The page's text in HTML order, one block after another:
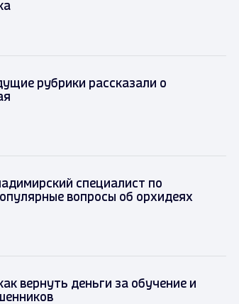
рубрики рассказали о
специалист по
вопросы об орхидеях
вернуть деньги за обучение и